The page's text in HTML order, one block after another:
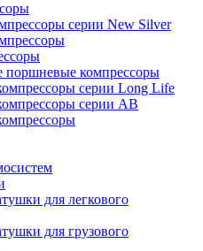
серии New Silver
компрессоры
серии Long Life
серии AB
для легкового
для грузового